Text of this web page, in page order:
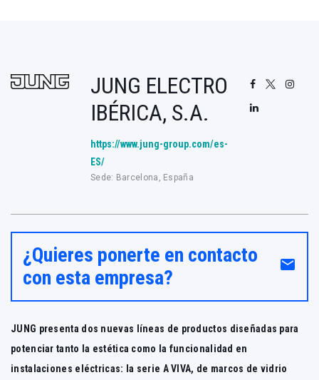
JUNG ELECTRO
IBÉRICA, S.A.
https://www.jung-group.com/es-
ES/
Sede: Barcelona, España
¿Quieres ponerte en contacto
con esta empresa?
email
JUNG presenta dos nuevas líneas de productos diseñadas para
potenciar tanto la estética como la funcionalidad en
instalaciones eléctricas: la serie A VIVA, de marcos de vidrio